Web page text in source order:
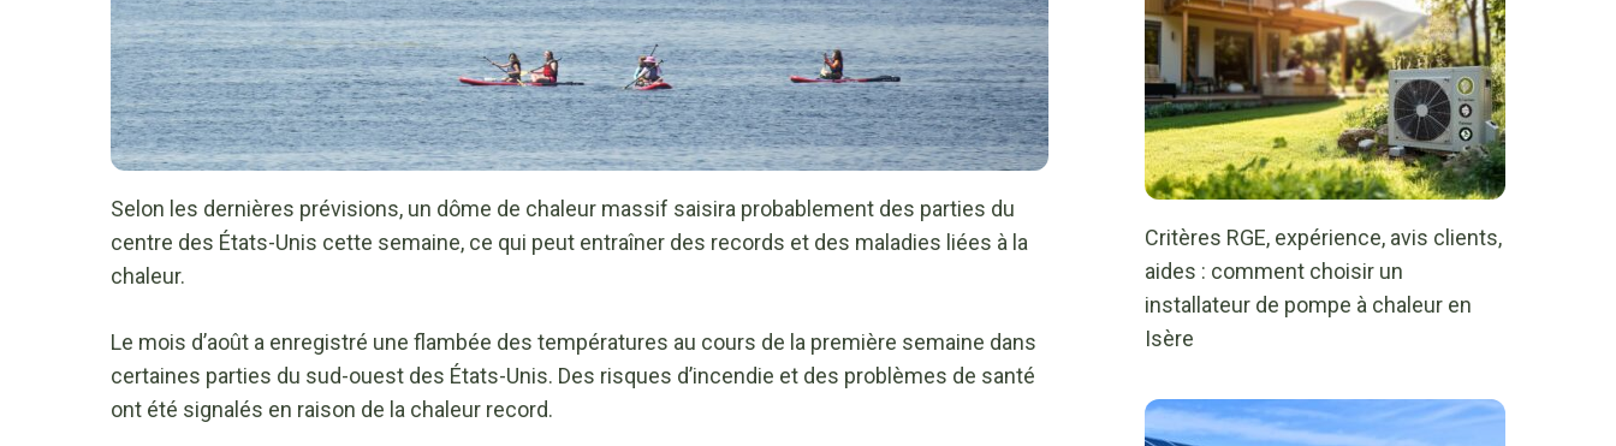
Selon les dernières prévisions, un dôme de chaleur massif saisira probablement des parties du
centre des États-Unis cette semaine, ce qui peut entraîner des records et des maladies liées à la
chaleur.
Le mois d’août a enregistré une flambée des températures au cours de la première semaine dans
certaines parties du sud-ouest des États-Unis. Des risques d’incendie et des problèmes de santé
ont été signalés en raison de la chaleur record.
Critères RGE, expérience, avis clients,
aides : comment choisir un
installateur de pompe à chaleur en
Isère